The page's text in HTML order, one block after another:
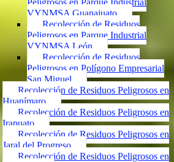
Peligrosos en Parque Industrial
VYNMSA Guanajuato
Recolección de Residuos
Peligrosos en Parque Industrial
VYNMSA León
Recolección de Residuos
Peligrosos en Polígono Empresarial
San Miguel
Recolección de Residuos Peligrosos en
Huanímaro
Recolección de Residuos Peligrosos en
Irapuato
Recolección de Residuos Peligrosos en
Jaral del Progreso
Recolección de Residuos Peligrosos en